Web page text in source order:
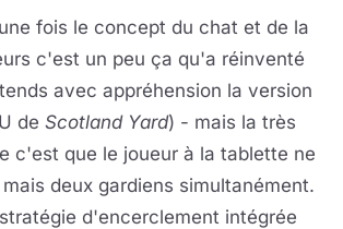
fois le concept du chat et de la
c'est un peu ça qu'a réinventé
avec appréhension la version
de Scotland Yard) - mais la très
c'est que le joueur à la tablette ne
deux gardiens simultanément.
d'encerclement intégrée